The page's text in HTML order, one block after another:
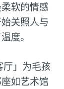
软的情感
关照人与
度。
厅」为毛孩
如艺术馆